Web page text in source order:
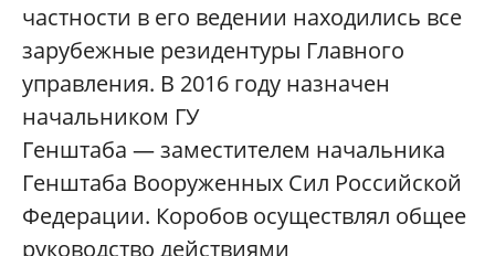
частности в его ведении находились все
зарубежные резидентуры Главного
управления. В 2016 году назначен
начальником ГУ
Генштаба — заместителем начальника
Генштаба Вооруженных Сил Российской
Федерации. Коробов осуществлял общее
руководство действиями